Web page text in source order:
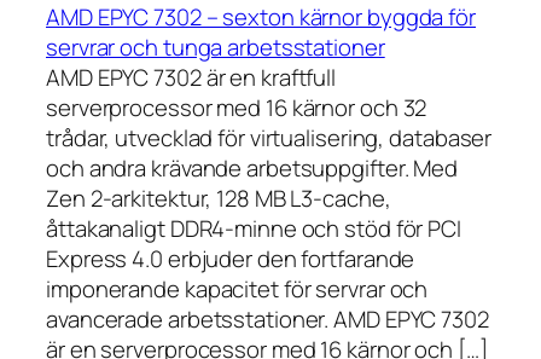
AMD EPYC 7302 – sexton kärnor byggda för
servrar och tunga arbetsstationer
AMD EPYC 7302 är en kraftfull
serverprocessor med 16 kärnor och 32
trådar, utvecklad för virtualisering, databaser
och andra krävande arbetsuppgifter. Med
Zen 2-arkitektur, 128 MB L3-cache,
åttakanaligt DDR4-minne och stöd för PCI
Express 4.0 erbjuder den fortfarande
imponerande kapacitet för servrar och
avancerade arbetsstationer. AMD EPYC 7302
är en serverprocessor med 16 kärnor och […]